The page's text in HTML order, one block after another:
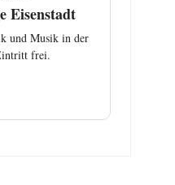
Eisenstadt
und Musik in der
frei.